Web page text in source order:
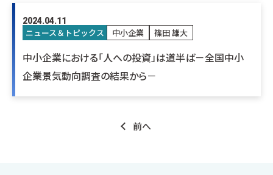
2024.04.11
ニュース＆トピックス 中小企業 篠田 雄大
中小企業における「人への投資」は道半ば－全国中小
企業景気動向調査の結果から－
前へ